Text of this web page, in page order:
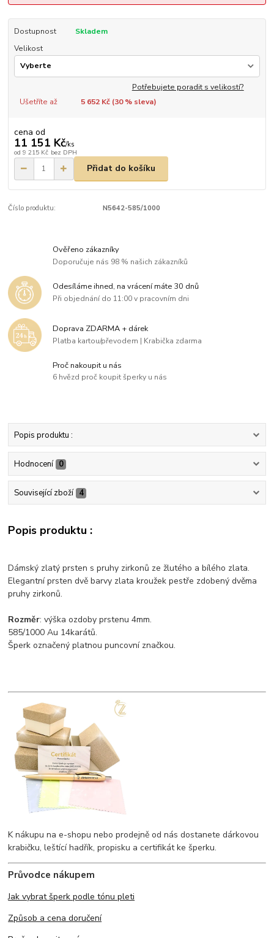
Dostupnost
Skladem
Velikost
Potřebujete poradit s velikostí?
Ušetříte až
5 652 Kč (30% sleva)
cena od
11 151 Kč/ks
od 9 215 Kč bez DPH
Přidat do košíku
Číslo produktu: N5642-585/1000
Ověřeno zákazníky
Doporučuje nás 98 % našich zákazníků
Odesíláme ihned, na vrácení máte 30 dnů
Při objednání do 11:00 v pracovním dni
Doprava ZDARMA + dárek
Platba kartou/převodem | Krabička zdarma
Proč nakoupit u nás
6 hvězd proč koupit šperky u nás
Popis produktu :
Hodnocení 0
Související zboží 4
Popis produktu :
Dámský zlatý prsten s pruhy zirkonů ze žlutého a bílého zlata.
Elegantní prsten dvě barvy zlata kroužek pestře zdobený dvěma
pruhy zirkonů.
Rozměr: výška ozdoby prstenu 4mm.
585/1000 Au 14karátů.
Šperk označený platnou puncovní značkou.
K nákupu na e-shopu nebo prodejně od nás dostanete dárkovou
krabičku, leštící hadřík, propisku a certifikát ke šperku.
Průvodce nákupem
Jak vybrat šperk podle tónu pleti
Způsob a cena doručení